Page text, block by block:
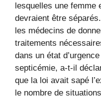
lesquelles une femme
devraient être
les médecins de
traitements
dans un état
septicémie, a-t-il
que la loi avait sapé
le nombre de